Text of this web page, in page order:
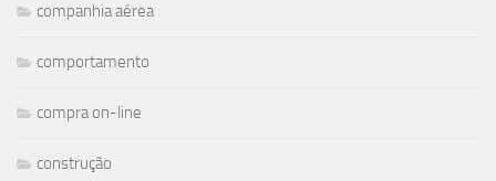
companhia aérea
comportamento
compra on-line
construção